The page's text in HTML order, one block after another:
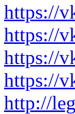
https://
https://
https://
https://
http://